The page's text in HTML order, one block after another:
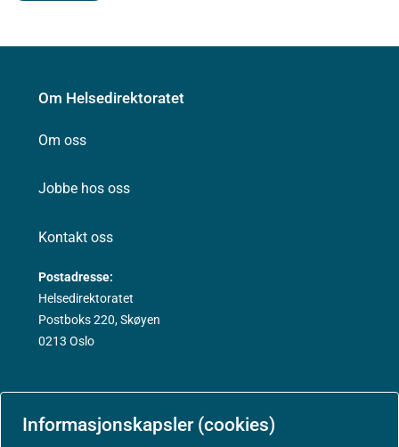
Informasjonskapsler (cookies)
Om Helsedirektoratet
Om oss
Jobbe hos oss
Kontakt oss
Postadresse:
Helsedirektoratet
Postboks 220, Skøyen
0213 Oslo
Aktuelt